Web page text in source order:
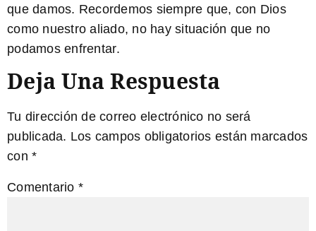
que damos. Recordemos siempre que, con Dios
como nuestro aliado, no hay situación que no
podamos enfrentar.
Deja Una Respuesta
Tu dirección de correo electrónico no será
publicada. Los campos obligatorios están marcados
con *
Comentario *